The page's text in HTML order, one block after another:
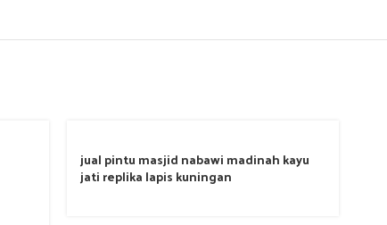
jual pintu masjid nabawi madinah kayu
jati replika lapis kuningan